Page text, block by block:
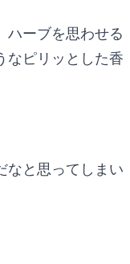
ハーブを思わせる
なピリッとした香
なと思ってしまい